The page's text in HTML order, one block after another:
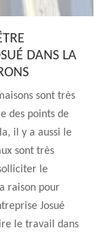
DANS LA
sont très
des points de
il y a aussi le
sont très
le
raison pour
Josué
le travail dans